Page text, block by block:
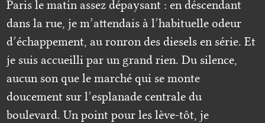
Paris le matin assez dépaysant : en déscendant
dans la rue, je m’attendais à l’habituelle odeur
d’échappement, au ronron des diesels en série. Et
je suis accueilli par un grand rien. Du silence,
aucun son que le marché qui se monte
doucement sur l’esplanade centrale du
boulevard. Un point pour les lève-tôt, je